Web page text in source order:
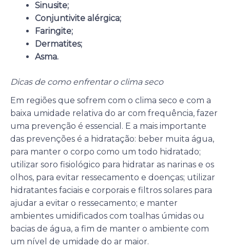
Sinusite;
Conjuntivite alérgica;
Faringite;
Dermatites;
Asma.
Dicas de como enfrentar o clima seco
Em regiões que sofrem com o clima seco e com a
baixa umidade relativa do ar com frequência, fazer
uma prevenção é essencial. E a mais importante
das prevenções é a hidratação: beber muita água,
para manter o corpo como um todo hidratado;
utilizar soro fisiológico para hidratar as narinas e os
olhos, para evitar ressecamento e doenças; utilizar
hidratantes faciais e corporais e filtros solares para
ajudar a evitar o ressecamento; e manter
ambientes umidificados com toalhas úmidas ou
bacias de água, a fim de manter o ambiente com
um nível de umidade do ar maior.